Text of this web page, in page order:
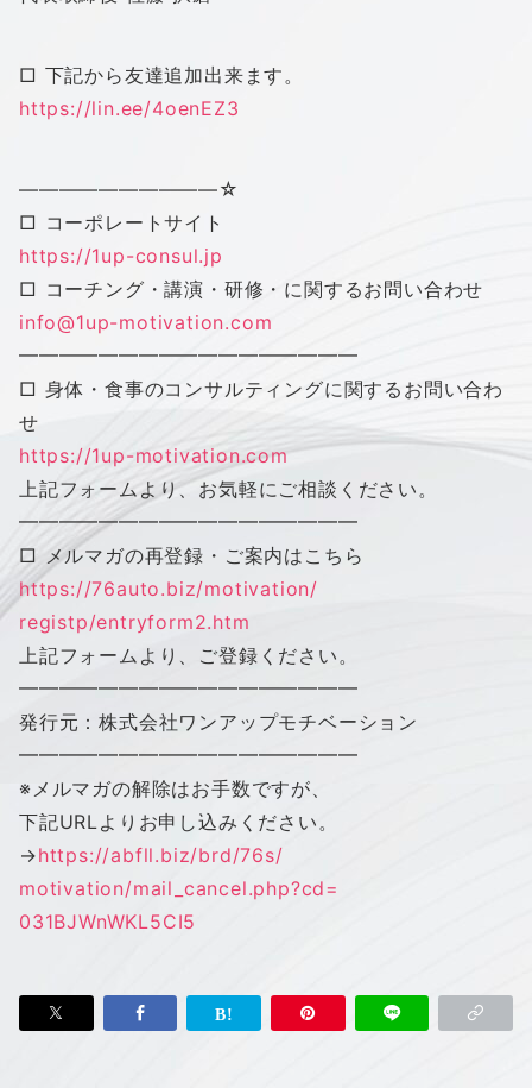
□ 下記から友達追加出来ます。
https://lin.ee/4oenEZ3
——————————☆
□ コーポレートサイト
https://1up-consul.jp
□ コーチング・講演・研修・に関するお問い合わせ
info@1up-motivation.com
━━━━━━━━━━━━━━━━━
□ 身体・食事のコンサルティングに関するお問い合わ
せ
https://1up-motivation.com
上記フォームより、お気軽にご相談ください。
━━━━━━━━━━━━━━━━━
□ メルマガの再登録・ご案内はこちら
https://76auto.biz/motivation/
registp/entryform2.htm
上記フォームより、ご登録ください。
━━━━━━━━━━━━━━━━━
発行元：株式会社ワンアップモチベーション
━━━━━━━━━━━━━━━━━
※メルマガの解除はお手数ですが、
下記URLよりお申し込みください。
→https://abfll.biz/brd/76s/
motivation/mail_cancel.php?cd=
031BJWnWKL5CI5